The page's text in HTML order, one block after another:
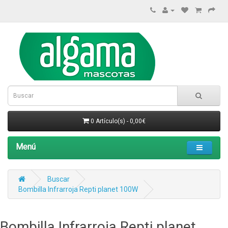
0 Artículo(s) - 0,00€
Menú
Buscar
Bombilla Infrarroja Repti planet 100W